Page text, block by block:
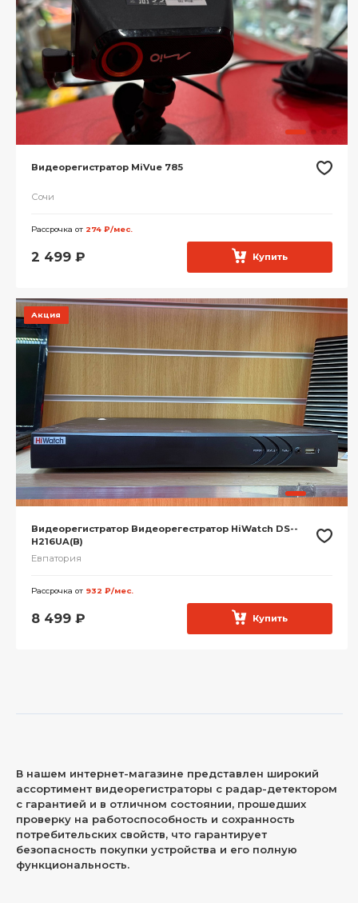
Видеорегистратор MiVue 785
Сочи
Рассрочка от 274 ₽/мес.
2 499 ₽ Купить
Акция
Видеорегистратор Видеорегестратор HiWatch DS--
H216UA(B)
Евпатория
Рассрочка от 932 ₽/мес.
8 499 ₽ Купить
В нашем интернет-магазине представлен широкий
ассортимент видеорегистраторы с радар-детектором
с гарантией и в отличном состоянии, прошедших
проверку на работоспособность и сохранность
потребительских свойств, что гарантирует
безопасность покупки устройства и его полную
функциональность.